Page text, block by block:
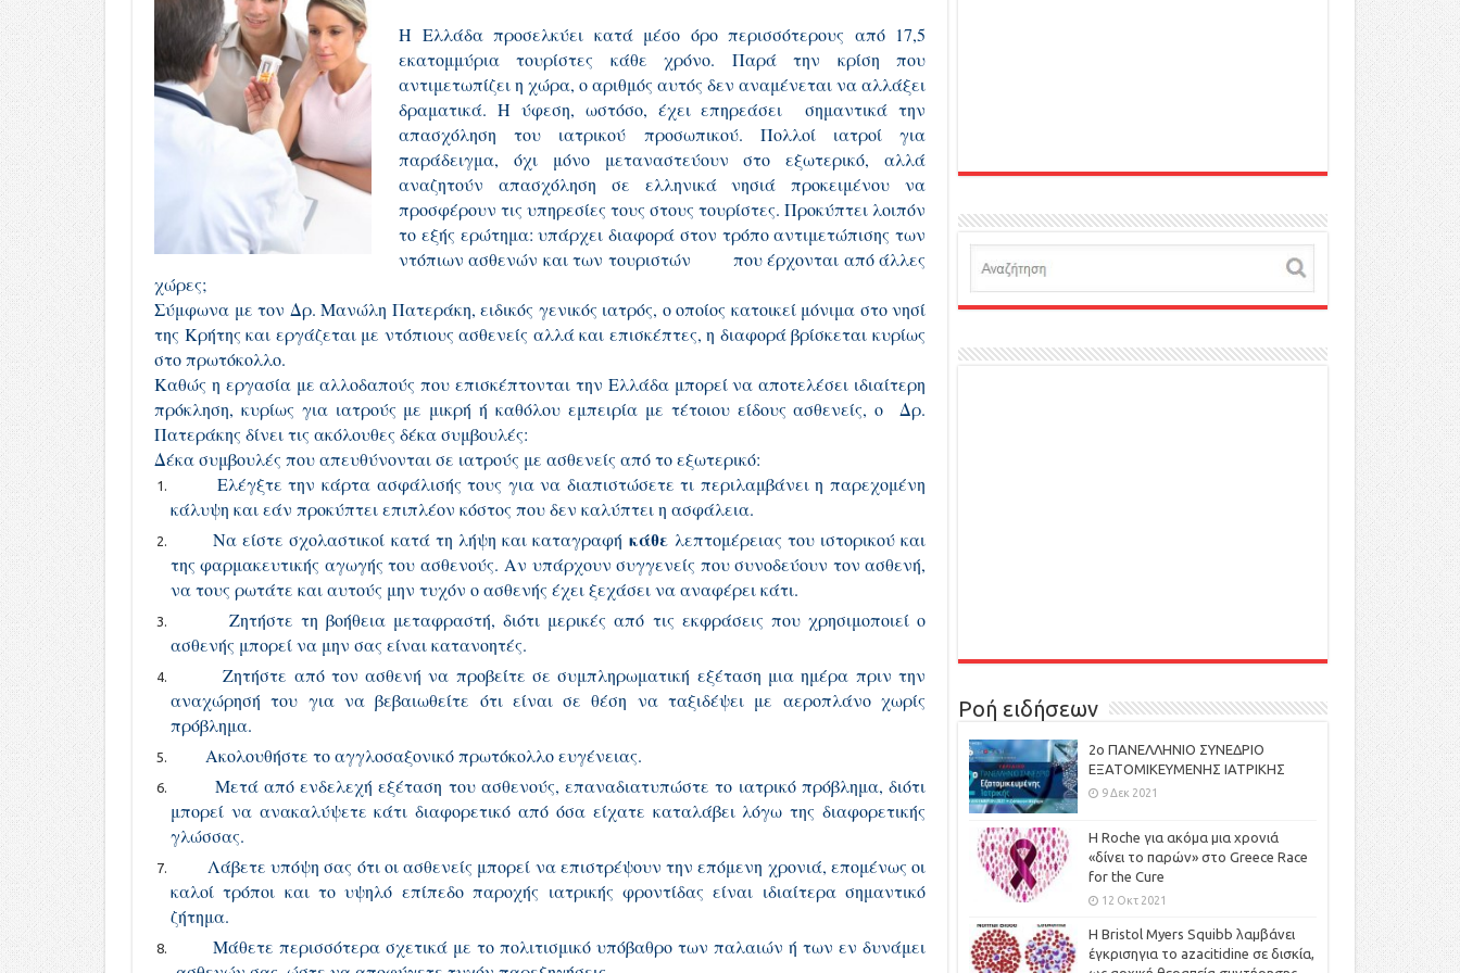
Η Ελλάδα προσελκύει κατά μέσο όρο περισσότερους από 17,5
εκατομμύρια τουρίστες κάθε χρόνο. Παρά την κρίση που
αντιμετωπίζει η χώρα, ο αριθμός αυτός δεν αναμένεται να αλλάξει
δραματικά. Η ύφεση, ωστόσο, έχει επηρεάσει σημαντικά την
απασχόληση του ιατρικού προσωπικού. Πολλοί ιατροί για
παράδειγμα, όχι μόνο μεταναστεύουν στο εξωτερικό, αλλά
αναζητούν απασχόληση σε ελληνικά νησιά προκειμένου να
προσφέρουν τις υπηρεσίες τους στους τουρίστες. Προκύπτει λοιπόν
το εξής ερώτημα: υπάρχει διαφορά στον τρόπο αντιμετώπισης των
ντόπιων ασθενών και των τουριστών που έρχονται από άλλες
χώρες;
Σύμφωνα με τον Δρ. Μανώλη Πατεράκη, ειδικός γενικός ιατρός, ο οποίος κατοικεί μόνιμα στο νησί
της Κρήτης και εργάζεται με ντόπιους ασθενείς αλλά και επισκέπτες, η διαφορά βρίσκεται κυρίως
στο πρωτόκολλο.
Καθώς η εργασία με αλλοδαπούς που επισκέπτονται την Ελλάδα μπορεί να αποτελέσει ιδιαίτερη
πρόκληση, κυρίως για ιατρούς με μικρή ή καθόλου εμπειρία με τέτοιου είδους ασθενείς, ο Δρ.
Πατεράκης δίνει τις ακόλουθες δέκα συμβουλές:
Δέκα συμβουλές που απευθύνονται σε ιατρούς με ασθενείς από το εξωτερικό:
Ελέγξτε την κάρτα ασφάλισής τους για να διαπιστώσετε τι περιλαμβάνει η παρεχομένη
κάλυψη και εάν προκύπτει επιπλέον κόστος που δεν καλύπτει η ασφάλεια.
Να είστε σχολαστικοί κατά τη λήψη και καταγραφή κάθελεπτομέρειας του ιστορικού και
της φαρμακευτικής αγωγής του ασθενούς. Αν υπάρχουν συγγενείς που συνοδεύουν τον ασθενή,
να τους ρωτάτε και αυτούς μην τυχόν ο ασθενής έχει ξεχάσει να αναφέρει κάτι.
Ζητήστε τη βοήθεια μεταφραστή, διότι μερικές από τις εκφράσεις που χρησιμοποιεί ο
ασθενής μπορεί να μην σας είναι κατανοητές.
Ζητήστε από τον ασθενή να προβείτε σε συμπληρωματική εξέταση μια ημέρα πριν την
αναχώρησή του για να βεβαιωθείτε ότι είναι σε θέση να ταξιδέψει με αεροπλάνο χωρίς
πρόβλημα.
Ακολουθήστε το αγγλοσαξονικό πρωτόκολλο ευγένειας.
Μετά από ενδελεχή εξέταση του ασθενούς, επαναδιατυπώστε το ιατρικό πρόβλημα, διότι
μπορεί να ανακαλύψετε κάτι διαφορετικό από όσα είχατε καταλάβει λόγω της διαφορετικής
γλώσσας.
Λάβετε υπόψη σας ότι οι ασθενείς μπορεί να επιστρέψουν την επόμενη χρονιά, επομένως οι
καλοί τρόποι και το υψηλό επίπεδο παροχής ιατρικής φροντίδας είναι ιδιαίτερα σημαντικό
ζήτημα.
Μάθετε περισσότερα σχετικά με το πολιτισμικό υπόβαθρο των παλαιών ή των εν δυνάμει
Ροή ειδήσεων
2ο ΠΑΝΕΛΛΗΝΙΟ ΣΥΝΕΔΡΙΟ
ΕΞΑΤΟΜΙΚΕΥΜΕΝΗΣ ΙΑΤΡΙΚΗΣ
9 Δεκ 2021
H Roche για ακόμα μια χρονιά
«δίνει το παρών» στο Greece Race
for the Cure
12 Οκτ 2021
Η Bristol Myers Squibb λαμβάνει
έγκρισηγια το azacitidine σε δισκία,